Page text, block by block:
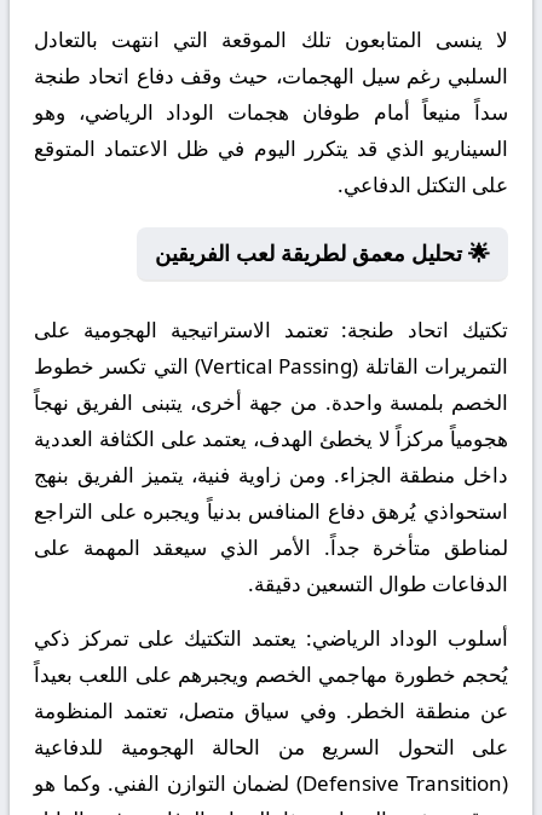
لا ينسى المتابعون تلك الموقعة التي انتهت بالتعادل
السلبي رغم سيل الهجمات، حيث وقف دفاع اتحاد طنجة
سداً منيعاً أمام طوفان هجمات الوداد الرياضي، وهو
السيناريو الذي قد يتكرر اليوم في ظل الاعتماد المتوقع
على التكتل الدفاعي.
🌟 تحليل معمق لطريقة لعب الفريقين
تكتيك اتحاد طنجة: تعتمد الاستراتيجية الهجومية على
التمريرات القاتلة (Vertical Passing) التي تكسر خطوط
الخصم بلمسة واحدة. من جهة أخرى، يتبنى الفريق نهجاً
هجومياً مركزاً لا يخطئ الهدف، يعتمد على الكثافة العددية
داخل منطقة الجزاء. ومن زاوية فنية، يتميز الفريق بنهج
استحواذي يُرهق دفاع المنافس بدنياً ويجبره على التراجع
لمناطق متأخرة جداً. الأمر الذي سيعقد المهمة على
الدفاعات طوال التسعين دقيقة.
أسلوب الوداد الرياضي: يعتمد التكتيك على تمركز ذكي
يُحجم خطورة مهاجمي الخصم ويجبرهم على اللعب بعيداً
عن منطقة الخطر. وفي سياق متصل، تعتمد المنظومة
على التحول السريع من الحالة الهجومية للدفاعية
(Defensive Transition) لضمان التوازن الفني. وكما هو